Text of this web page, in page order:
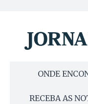
ONDE
RECEBA AS